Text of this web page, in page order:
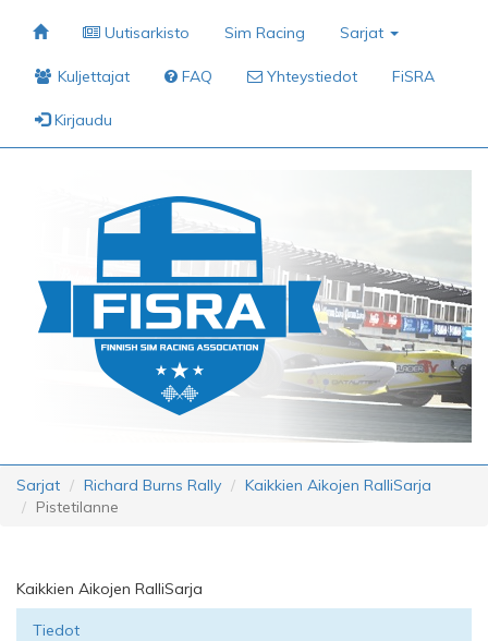
Uutisarkisto Sim Racing Sarjat
Kuljettajat FAQ Yhteystiedot FiSRA
Kirjaudu
Sarjat Richard Burns Rally
Kaikkien Aikojen RalliSarja
Pistetilanne
Kaikkien Aikojen RalliSarja
Tiedot